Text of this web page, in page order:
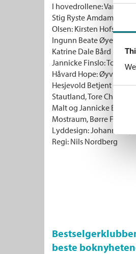
I hovedrollene: Varg
Stig Ryste Amdam Odin
Olsen: Kirsten Hofseth
Ingunn Beate Øyen
Katrine Dale Bård
Jannicke Finslo: Tonja
Håvard Hope: Øyvind
Hesjevold Betjent
Stautland, Tore Chr.
Malt og Jannicke Beate
Mostraum, Børre Flyen,
Lyddesign: Johannes
Regi: Nils Nordberg
beste